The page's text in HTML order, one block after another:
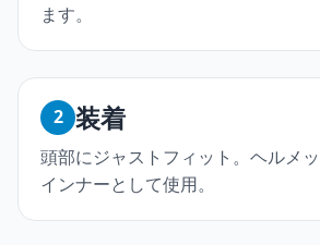
ます。
2 装着
頭部にジャストフィット。ヘルメ
インナーとして使用。